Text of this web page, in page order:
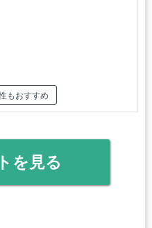
もおすすめ
を見る